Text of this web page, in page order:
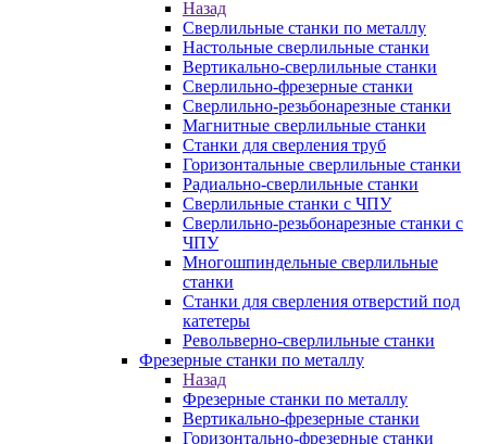
Назад
Сверлильные станки по металлу
Настольные сверлильные станки
Вертикально-сверлильные станки
Сверлильно-фрезерные станки
Сверлильно-резьбонарезные станки
Магнитные сверлильные станки
Станки для сверления труб
Горизонтальные сверлильные станки
Радиально-сверлильные станки
Сверлильные станки с ЧПУ
Сверлильно-резьбонарезные станки с
ЧПУ
Многошпиндельные сверлильные
станки
Станки для сверления отверстий под
катетеры
Револьверно-сверлильные станки
Фрезерные станки по металлу
Назад
Фрезерные станки по металлу
Вертикально-фрезерные станки
Горизонтально-фрезерные станки